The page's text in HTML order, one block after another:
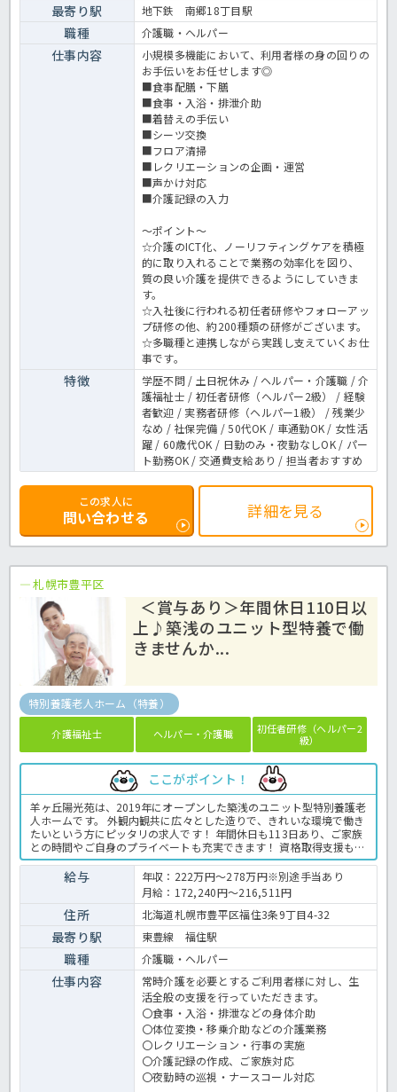
最寄り駅 地下鉄 南郷18丁目駅
職種 介護職・ヘルパー
仕事内容
小規模多機能において、利用者様の身の回りの
お手伝いをお任せします◎
■食事配膳・下膳
■食事・入浴・排泄介助
■着替えの手伝い
■シーツ交換
■フロア清掃
■レクリエーションの企画・運営
■声かけ対応
■介護記録の入力
～ポイント～
☆介護のICT化、ノーリフティングケアを積極
的に取り入れることで業務の効率化を図り、
質の良い介護を提供できるようにしていきま
す。
☆入社後に行われる初任者研修やフォローアッ
プ研修の他、約200種類の研修がございます。
☆多職種と連携しながら実践し支えていくお仕
事です。
特徴
学歴不問 / 土日祝休み / ヘルパー・介護職 / 介
護福祉士 / 初任者研修（ヘルパー2級） / 経験
者歓迎 / 実務者研修（ヘルパー1級） / 残業少
なめ / 社保完備 / 50代OK / 車通勤OK / 女性活
躍 / 60歳代OK / 日勤のみ・夜勤なしOK / パー
ト勤務OK / 交通費支給あり / 担当者おすすめ
この求人に
問い合わせる 詳細を見る
札幌市豊平区
＜賞与あり＞年間休日110日以
上♪築浅のユニット型特養で働
きませんか...
特別養護老人ホーム（特養）
介護福祉士 ヘルパー・介護職
初任者研修（ヘルパー2
級）
ここがポイント！
羊ヶ丘陽光苑は、2019年にオープンした築浅のユニット型特別養護老
人ホームです。 外観内観共に広々とした造りで、きれいな環境で働き
たいという方にピッタリの求人です！ 年間休日も113日あり、ご家族
との時間やご自身のプライベートも充実できます！ 資格取得支援も行
っており、初任者研修や実務者研修の資格取得ための費用も法人が全
額負担して下さいます☆ 少しでも興味をお持ちでしたら、お早めにほ
っ介護までお問い合わせ下さいね！ 特養の介護業務全般です。 ＜介
護職 契約職員 特養の求人＞
給与
年収：222万円～278万円※別途手当あり
月給：172,240円～216,511円
住所 北海道札幌市豊平区福住3条9丁目4-32
最寄り駅 東豊線 福住駅
職種 介護職・ヘルパー
仕事内容
常時介護を必要とするご利用者様に対し、生
活全般の支援を行っていただきます。
〇食事・入浴・排泄などの身体介助
〇体位変換・移乗介助などの介護業務
〇レクリエーション・行事の実施
〇介護記録の作成、ご家族対応
〇夜勤時の巡視・ナースコール対応